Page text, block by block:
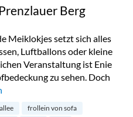
Berg
Meiklokjes setzt sich alles
Luftballons oder kleine
Veranstaltung ist Enie
zu sehen. Doch
Sofa im Prenzlauer Berg“
frollein von sofa